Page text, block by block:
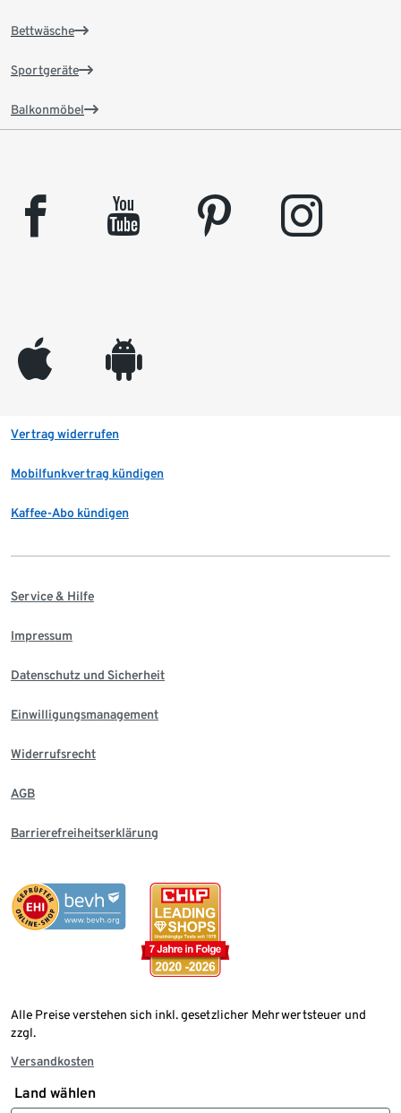
Bettwäsche
Sportgeräte
Balkonmöbel
facebook youtube pinterest instagram
appleinc android
Vertrag widerrufen
Mobilfunkvertrag kündigen
Kaffee-Abo kündigen
Service & Hilfe
Impressum
Datenschutz und Sicherheit
Einwilligungsmanagement
Widerrufsrecht
AGB
Barrierefreiheitserklärung
Alle Preise verstehen sich inkl. gesetzlicher Mehrwertsteuer und
zzgl.
Versandkosten
Land wählen